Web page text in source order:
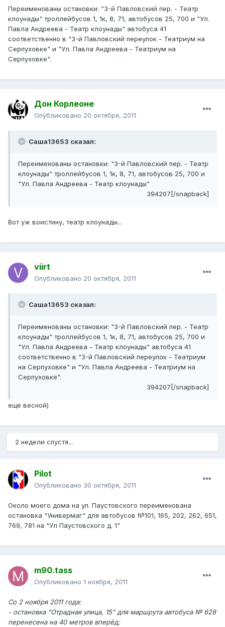
Переименованы остановки: "3-й Павловский пер. - Театр
клоунады" троллейбусов 1, 1к, 8, 71, автобусов 25, 700 и "Ул.
Павла Андреева - Театр клоунады" автобуса 41
соответственно в "3-й Павловский переулок - Театриум на
Серпуховке" и "Ул. Павла Андреева - Театриум на
Серпуховке".
Дон Корлеоне
Опубликовано 20 октября, 2011
Саша13653 сказал:
Переименованы остановки: "3-й Павловский пер. - Театр
клоунады" троллейбусов 1, 1к, 8, 71, автобусов 25, 700 и
"Ул. Павла Андреева - Театр клоунады"
394207[/snapback]
Вот уж воистину, театр клоунады...
viirt
Опубликовано 20 октября, 2011
Саша13653 сказал:
Переименованы остановки: "3-й Павловский пер. - Театр
клоунады" троллейбусов 1, 1к, 8, 71, автобусов 25, 700 и
"Ул. Павла Андреева - Театр клоунады" автобуса 41
соответственно в "3-й Павловский переулок - Театриум
на Серпуховке" и "Ул. Павла Андреева - Театриум на
Серпуховке".
394207[/snapback]
еще весной)
2 недели спустя...
Pilot
Опубликовано 30 октября, 2011
Около моего дома на ул. Паустовского переименована
остановка "Универмаг" для автобусов №101, 165, 202, 262, 651,
769, 781 на "Ул Паустовского д. 1"
m90.tass
Опубликовано 1 ноября, 2011
Со 2 ноября 2011 года:
- остановка "Отрадная улица, 15" для маршрута автобуса № 628
перенесена на 40 метров вперёд;